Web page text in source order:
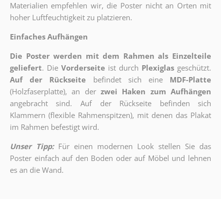
Materialien empfehlen wir, die Poster nicht an Orten mit
hoher Luftfeuchtigkeit zu platzieren.
Einfaches Aufhängen
Die Poster werden mit dem Rahmen als Einzelteile
geliefert. Die Vorderseite ist durch Plexiglas geschützt.
Auf der Rückseite
befindet sich eine
MDF-Platte
(Holzfaserplatte), an der zwei Haken zum Aufhängen
angebracht sind.
Auf der Rückseite befinden sich
Klammern (flexible Rahmenspitzen), mit denen das Plakat
im Rahmen befestigt wird.
Unser Tipp: Für einen modernen Look stellen Sie das
Poster einfach auf den Boden oder auf Möbel und lehnen
es an die Wand.